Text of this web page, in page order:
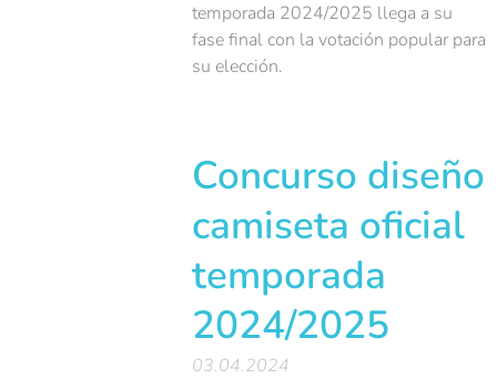
temporada 2024/2025 llega a su
fase final con la votación popular para
su elección.
Concurso diseño
camiseta oficial
temporada
2024/2025
03.04.2024